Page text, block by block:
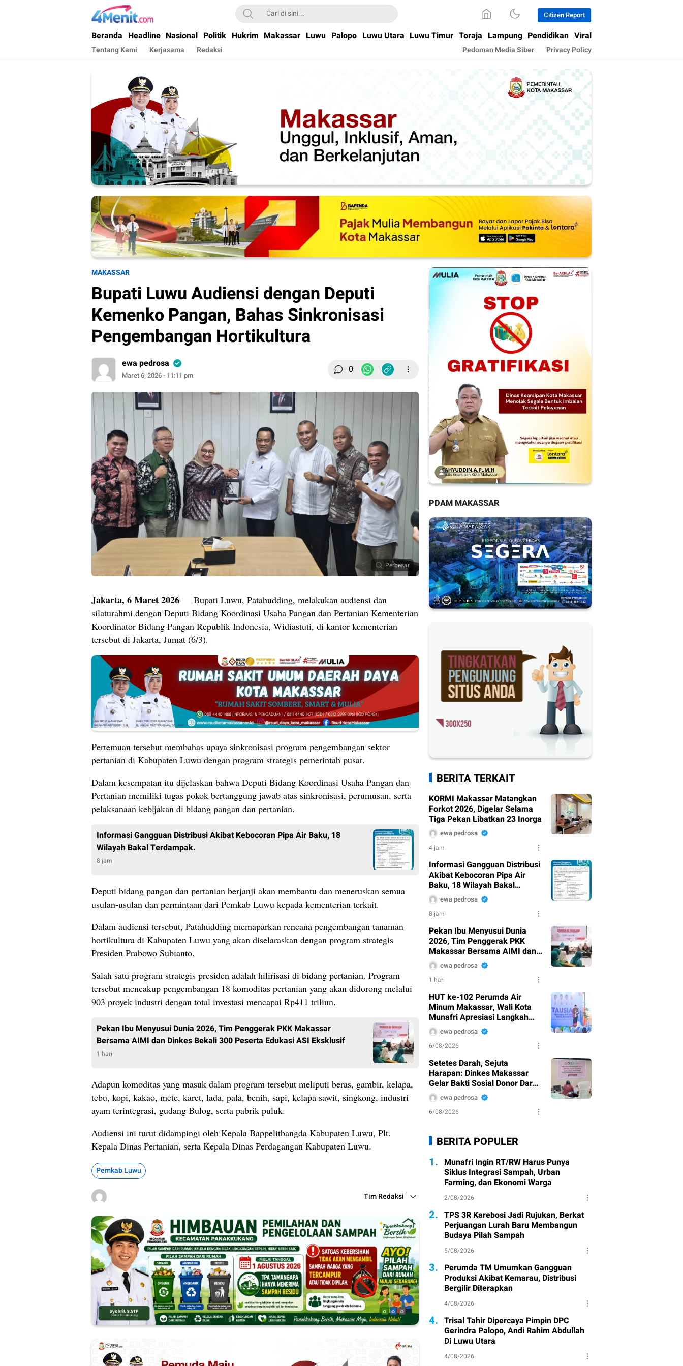
4menit.com
Mengungkap Kisah, Setiap Hari
Citizen Report
Beranda Headline Nasional Politik Hukrim Makassar Luwu Palopo Luwu Utara Luwu Timur Toraja Lampung Pendidikan Viral
Tentang Kami Kerjasama Redaksi Pedoman Media Siber Privacy Policy
MAKASSAR
Bupati Luwu Audiensi dengan Deputi
Kemenko Pangan, Bahas Sinkronisasi
Pengembangan Hortikultura
ewa pedrosa
Maret 6, 2026 - 11:11 pm 0
Perbesar
Jakarta, 6 Maret 2026 — Bupati Luwu, Patahudding, melakukan audiensi dan
silaturahmi dengan Deputi Bidang Koordinasi Usaha Pangan dan Pertanian Kementerian
Koordinator Bidang Pangan Republik Indonesia, Widiastuti, di kantor kementerian
tersebut di Jakarta, Jumat (6/3).
Pertemuan tersebut membahas upaya sinkronisasi program pengembangan sektor
pertanian di Kabupaten Luwu dengan program strategis pemerintah pusat.
Dalam kesempatan itu dijelaskan bahwa Deputi Bidang Koordinasi Usaha Pangan dan
Pertanian memiliki tugas pokok bertanggung jawab atas sinkronisasi, perumusan, serta
pelaksanaan kebijakan di bidang pangan dan pertanian.
Informasi Gangguan Distribusi Akibat Kebocoran Pipa Air Baku, 18
Wilayah Bakal Terdampak.
8 jam
Deputi bidang pangan dan pertanian berjanji akan membantu dan meneruskan semua
usulan-usulan dan permintaan dari Pemkab Luwu kepada kementerian terkait.
Dalam audiensi tersebut, Patahudding memaparkan rencana pengembangan tanaman
hortikultura di Kabupaten Luwu yang akan diselaraskan dengan program strategis
Presiden Prabowo Subianto.
Salah satu program strategis presiden adalah hilirisasi di bidang pertanian. Program
tersebut mencakup pengembangan 18 komoditas pertanian yang akan didorong melalui
903 proyek industri dengan total investasi mencapai Rp411 triliun.
Pekan Ibu Menyusui Dunia 2026, Tim Penggerak PKK Makassar
Bersama AIMI dan Dinkes Bekali 300 Peserta Edukasi ASI Eksklusif
1 hari
Adapun komoditas yang masuk dalam program tersebut meliputi beras, gambir, kelapa,
tebu, kopi, kakao, mete, karet, lada, pala, benih, sapi, kelapa sawit, singkong, industri
ayam terintegrasi, gudang Bulog, serta pabrik puluk.
Audiensi ini turut didampingi oleh Kepala Bappelitbangda Kabupaten Luwu, Plt.
Kepala Dinas Pertanian, serta Kepala Dinas Perdagangan Kabupaten Luwu.
Pemkab Luwu
Tim Redaksi
PDAM MAKASSAR
BERITA TERKAIT
KORMI Makassar Matangkan
Forkot 2026, Digelar Selama
Tiga Pekan Libatkan 23 Inorga
ewa pedrosa
4 jam
Informasi Gangguan Distribusi
Akibat Kebocoran Pipa Air
Baku, 18 Wilayah Bakal
Terdampak.
ewa pedrosa
8 jam
Pekan Ibu Menyusui Dunia
2026, Tim Penggerak PKK
Makassar Bersama AIMI dan
Dinkes Bekali 300 Peserta
Edukasi ASI Eksklusif
ewa pedrosa
1 hari
HUT ke-102 Perumda Air
Minum Makassar, Wali Kota
Munafri Apresiasi Langkah
Pembenahan Pelayanan
ewa pedrosa
6/08/2026
Setetes Darah, Sejuta
Harapan: Dinkes Makassar
Gelar Bakti Sosial Donor Darah
Sambut HUT RI Ke-81
ewa pedrosa
6/08/2026
BERITA POPULER
1. Munafri Ingin RT/RW Harus Punya
Siklus Integrasi Sampah, Urban
Farming, dan Ekonomi Warga
2/08/2026
2. TPS 3R Karebosi Jadi Rujukan, Berkat
Perjuangan Lurah Baru Membangun
Budaya Pilah Sampah
5/08/2026
3. Perumda TM Umumkan Gangguan
Produksi Akibat Kemarau, Distribusi
Bergilir Diterapkan
4/08/2026
4. Trisal Tahir Dipercaya Pimpin DPC
Gerindra Palopo, Andi Rahim Abdullah
Di Luwu Utara
4/08/2026